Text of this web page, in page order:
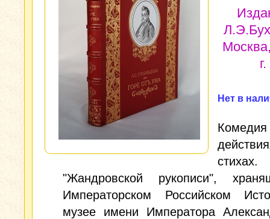
г.
Нет в
"Жандровской рукописи",
Императорском Российском
музее имени Императора